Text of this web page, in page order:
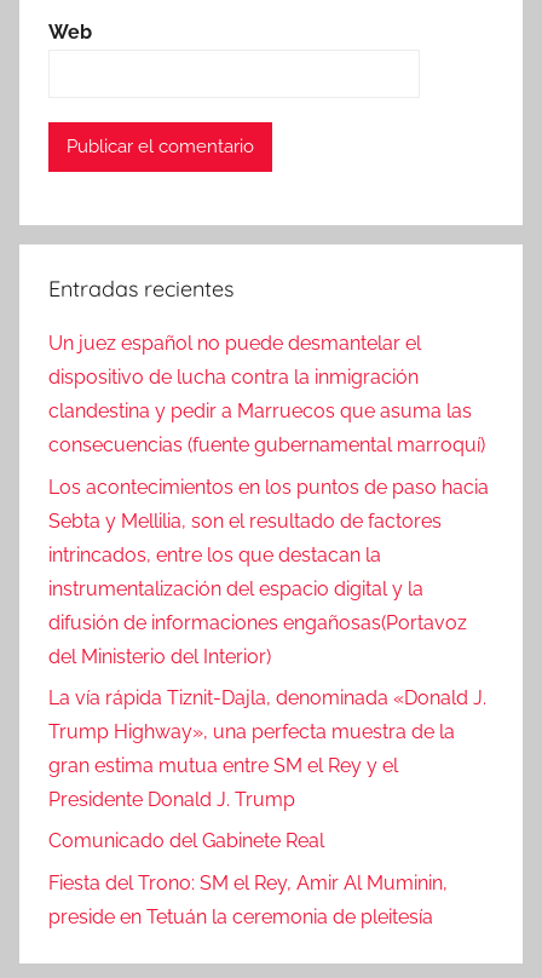
Web
Entradas recientes
Un juez español no puede desmantelar el
dispositivo de lucha contra la inmigración
clandestina y pedir a Marruecos que asuma las
consecuencias (fuente gubernamental marroquí)
Los acontecimientos en los puntos de paso hacia
Sebta y Mellilia, son el resultado de factores
intrincados, entre los que destacan la
instrumentalización del espacio digital y la
difusión de informaciones engañosas(Portavoz
del Ministerio del Interior)
La vía rápida Tiznit-Dajla, denominada «Donald J.
Trump Highway», una perfecta muestra de la
gran estima mutua entre SM el Rey y el
Presidente Donald J. Trump
Comunicado del Gabinete Real
Fiesta del Trono: SM el Rey, Amir Al Muminin,
preside en Tetuán la ceremonia de pleitesía